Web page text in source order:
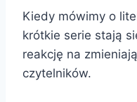
Kiedy mówimy o
krótkie serie stają
reakcję na
czytelników.